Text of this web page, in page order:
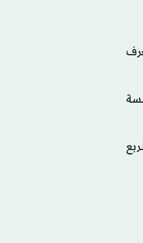
المائة في الربع